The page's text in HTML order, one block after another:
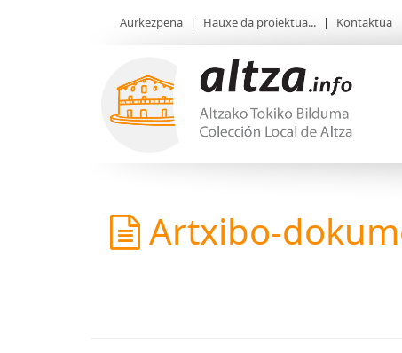
Aurkezpena | Hauxe da proiektua... | Kontaktua
Artxibo-